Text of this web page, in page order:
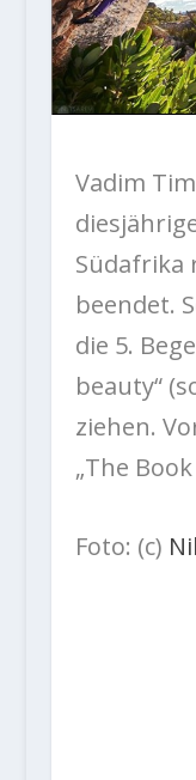
Vadim
Südafrika
beendet.
die 5.
beauty“
ziehen.
„The Book
Foto: (c)